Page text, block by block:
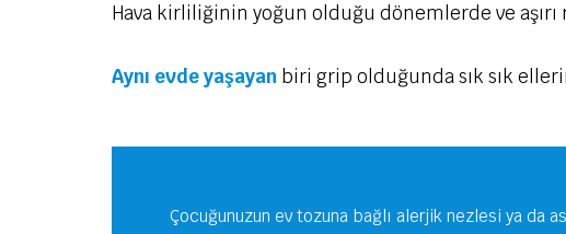
Hava kirliliğinin yoğun olduğu dönemlerde ve aşırı
Aynı evde yaşayan biri grip olduğunda sık sık
Çocuğunuzun ev tozuna bağlı alerjik nezlesi ya da